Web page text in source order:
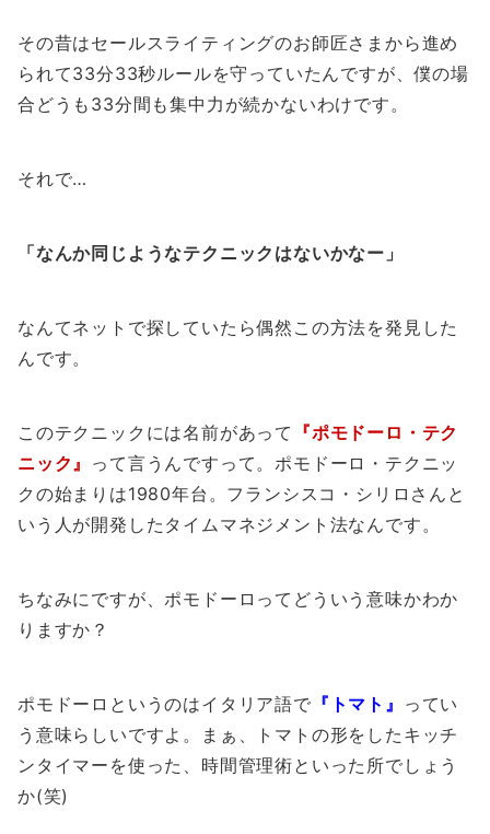
その昔はセールスライティングのお師匠さまから進め
られて33分33秒ルールを守っていたんですが、僕の場
合どうも33分間も集中力が続かないわけです。
それで…
「なんか同じようなテクニックはないかなー」
なんてネットで探していたら偶然この方法を発見した
んです。
このテクニックには名前があって 『ポモドーロ・テク
ニック』 って言うんですって。ポモドーロ・テクニッ
クの始まりは1980年台。フランシスコ・シリロさんと
いう人が開発したタイムマネジメント法なんです。
ちなみにですが、ポモドーロってどういう意味かわか
りますか？
ポモドーロというのはイタリア語で 『トマト』 ってい
う意味らしいですよ。まぁ、トマトの形をしたキッチ
ンタイマーを使った、時間管理術といった所でしょう
か(笑)